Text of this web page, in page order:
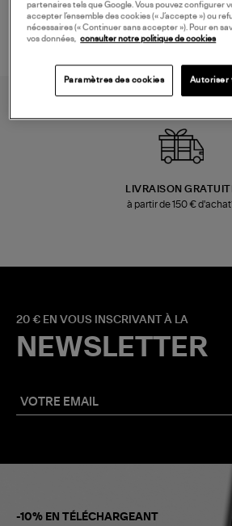
LIVRAISON
à partir de 150 €
20 € EN VOUS INSCRIVANT À LA
NEWSLETTER
-10% EN TÉLÉCHARGEANT
partenaires tels que Google. Vous pouvez configurer
accepter l’ensemble des cookies (« J’accepte ») ou
nécessaires (« Continuer sans accepter »). Pour en
vos données, consulter notre politique de cookies
Paramètres des cookies Autoriser